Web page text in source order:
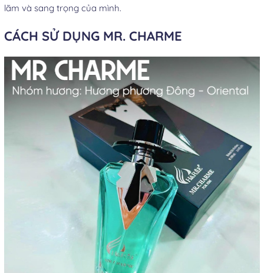
lãm và sang trọng của mình.
CÁCH SỬ DỤNG MR. CHARME